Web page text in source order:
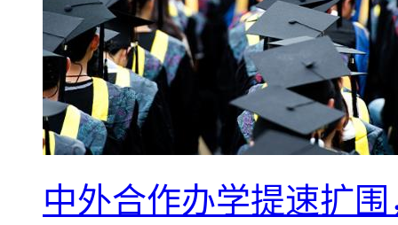
中外合作办学提速扩